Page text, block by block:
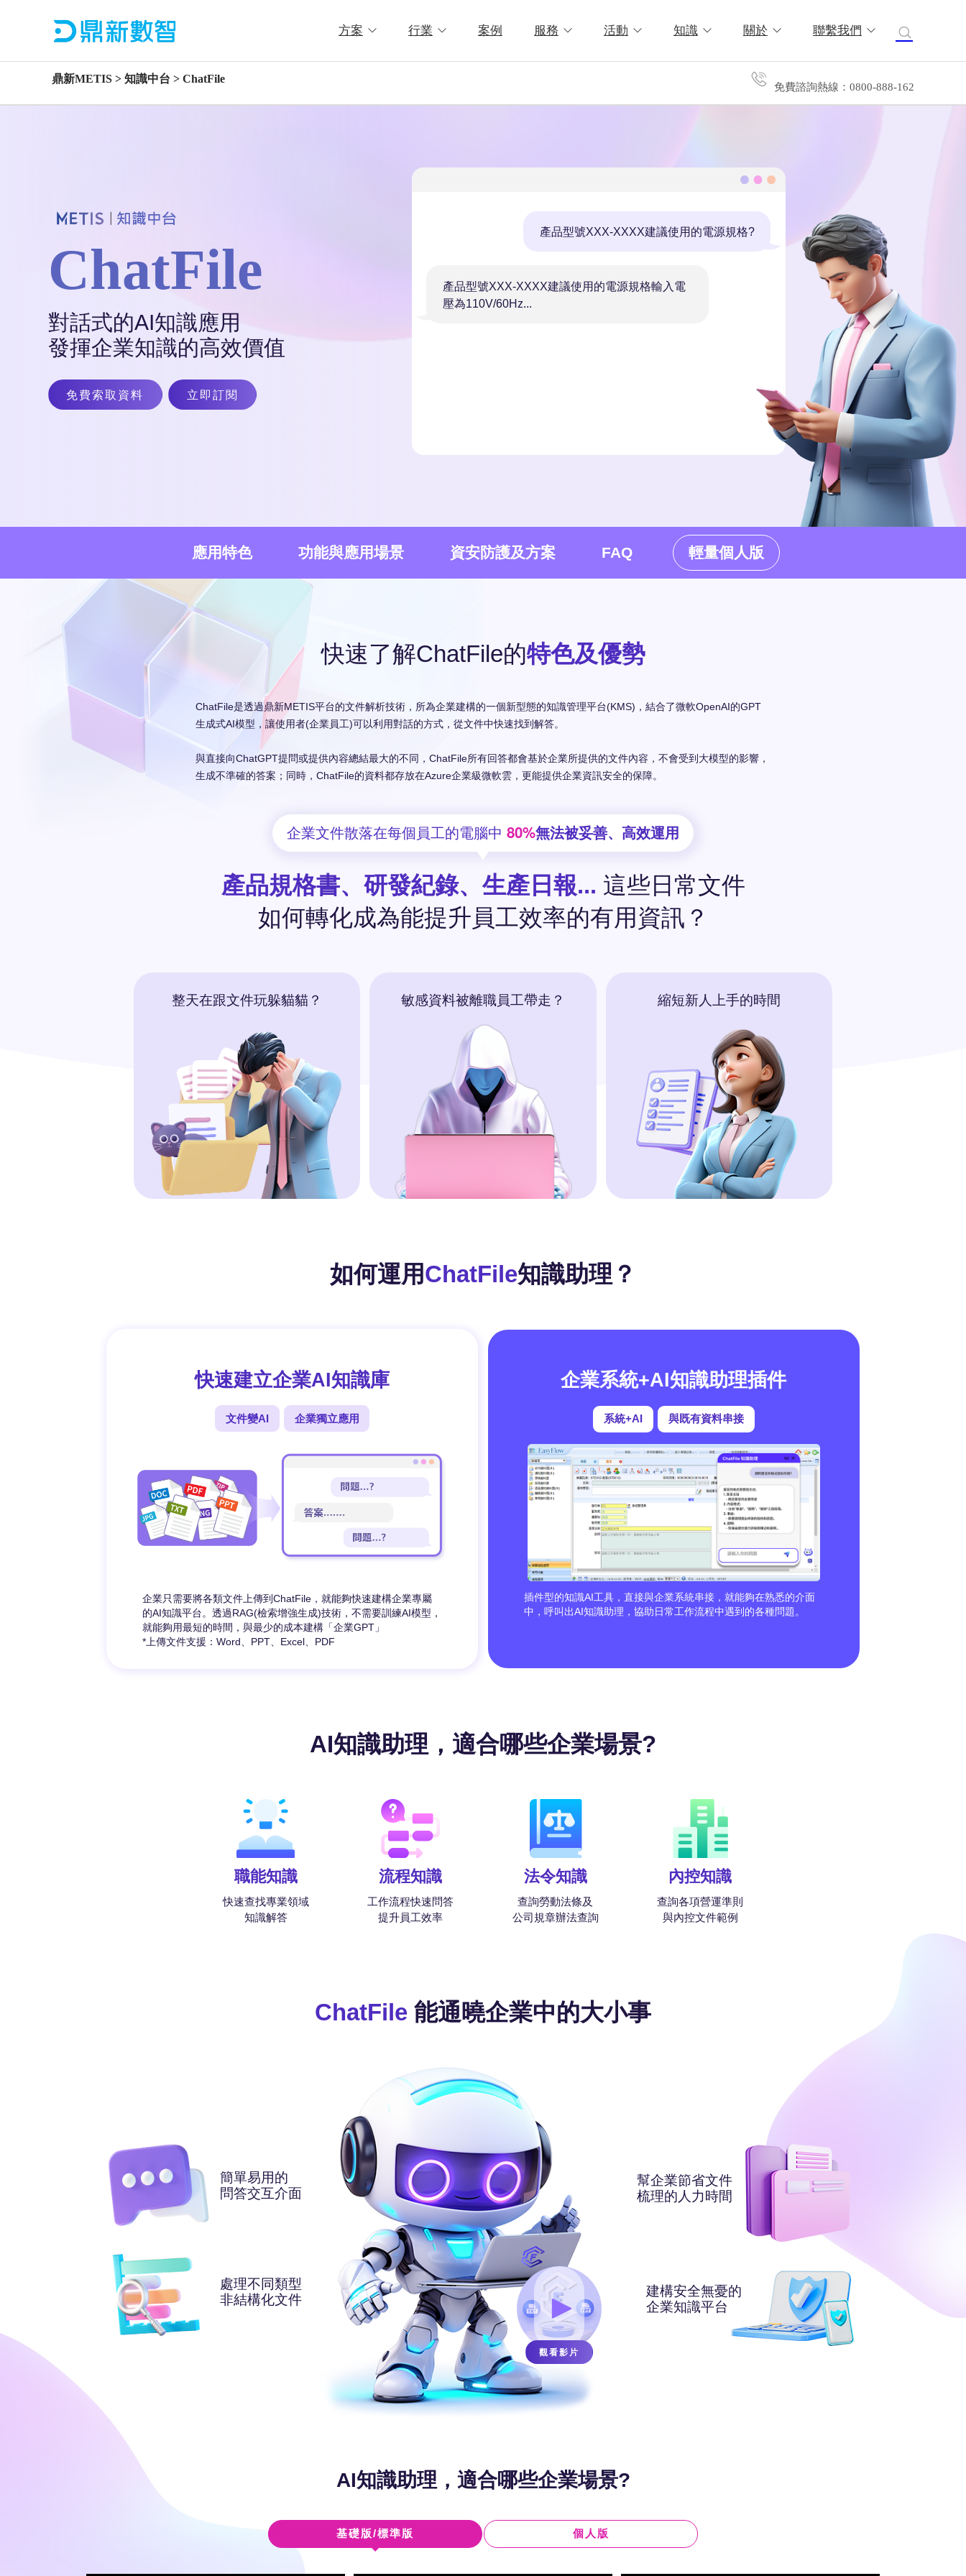
方案 行業 案例 服務 活動 知識 關於 聯繫我們
鼎新METIS > 知識中台 > ChatFile
免費諮詢熱線：0800-888-162
ChatFile
對話式的AI知識應用
發揮企業知識的高效價值
免費索取資料 立即訂閱
XXX-XXXX生產參數的建議?
應用特色 功能與應用場景 資安防護及方案 FAQ 輕量個人版
快速了解ChatFile的特色及優勢
ChatFile是透過鼎新METIS平台的文件解析技術，所為企業建構的一個新型態的知識管理平台(KMS)，結合了微軟OpenAI的GPT
生成式AI模型，讓使用者(企業員工)可以利用對話的方式，從文件中快速找到解答。
與直接向ChatGPT提問或提供內容總結最大的不同，ChatFile所有回答都會基於企業所提供的文件內容，不會受到大模型的影響，
生成不準確的答案；同時，ChatFile的資料都存放在Azure企業級微軟雲，更能提供企業資訊安全的保障。
企業文件散落在每個員工的電腦中 80%無法被妥善、高效運用
產品規格書、研發紀錄、生產日報... 這些日常文件
如何轉化成為能提升員工效率的有用資訊？
整天在跟文件玩躲貓貓？ 敏感資料被離職員工帶走？ 縮短新人上手的時間
如何運用ChatFile知識助理？
快速建立企業AI知識庫
文件變AI 企業獨立應用
企業只需要將各類文件上傳到ChatFile，就能夠快速建構企業專屬
的AI知識平台。透過RAG(檢索增強生成)技術，不需要訓練AI模型，
就能夠用最短的時間，與最少的成本建構「企業GPT」
*上傳文件支援：Word、PPT、Excel、PDF
企業系統+AI知識助理插件
系統+AI 與既有資料串接
插件型的知識AI工具，直接與企業系統串接，就能夠在熟悉的介面
中，呼叫出AI知識助理，協助日常工作流程中遇到的各種問題。
AI知識助理，適合哪些企業場景?
職能知識
快速查找專業領域
知識解答
流程知識
工作流程快速問答
提升員工效率
法令知識
查詢勞動法條及
公司規章辦法查詢
內控知識
查詢各項營運準則
與內控文件範例
ChatFile 能通曉企業中的大小事
簡單易用的
問答交互介面
處理不同類型
非結構化文件
觀看影片
幫企業節省文件
梳理的人力時間
建構安全無憂的
企業知識平台
AI知識助理，適合哪些企業場景?
基礎版/標準版 個人版